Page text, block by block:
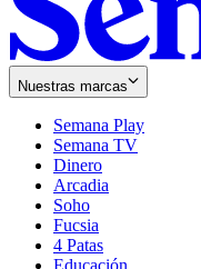
Nuestras marcas
Semana Play
Semana TV
Dinero
Arcadia
Soho
in
new
window
Fucsia
in
new
4 Patas
Educación